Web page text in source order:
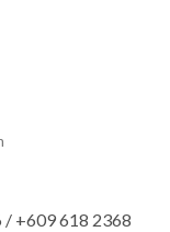
/ +609 618 2368